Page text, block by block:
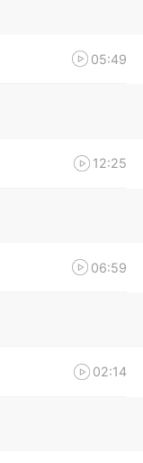
05:49
12:25
06:59
02:14